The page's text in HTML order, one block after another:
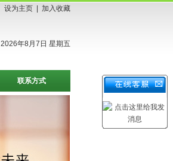
设为主页 加入收藏
2026年8月7日 星期五
联系方式